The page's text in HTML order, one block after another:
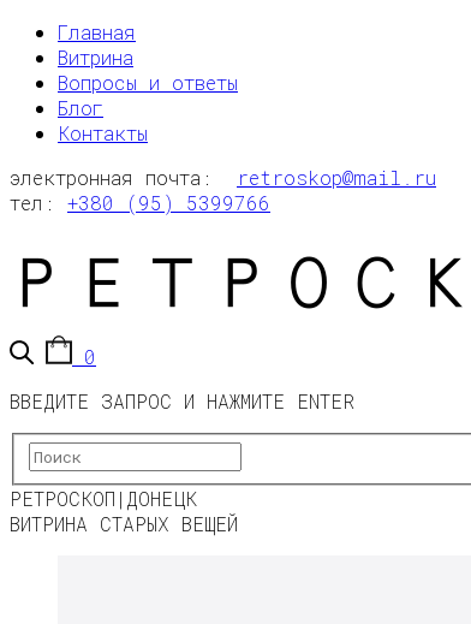
Главная
Витрина
Вопросы и ответы
Блог
Контакты
электронная почта:
retroskop@mail.ru
тел: +380 (95) 5399766
0
ВВЕДИТЕ ЗАПРОС И НАЖМИТЕ ENTER
РЕТРОСКОП|ДОНЕЦК
ВИТРИНА СТАРЫХ ВЕЩЕЙ